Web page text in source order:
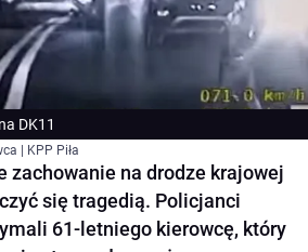
DK11
| KPP Piła
zachowanie na drodze krajowej
się tragedią. Policjanci
61-letniego kierowcę, który